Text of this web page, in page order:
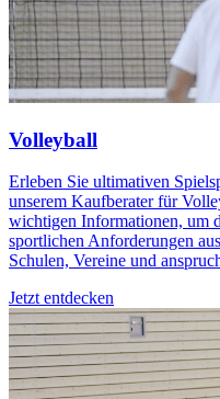
Volleyball
Erleben Sie ultimativen
unserem Kaufberater für
wichtigen Informationen, um
sportlichen Anforderungen
Schulen, Vereine und
Jetzt entdecken